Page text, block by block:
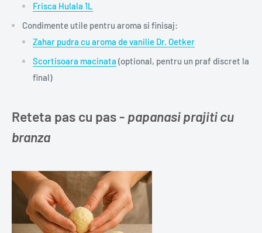
Frisca Hulala 1L
Condimente utile pentru aroma si finisaj:
Zahar pudra cu aroma de vanilie Dr. Oetker
Scortisoara macinata (optional, pentru un praf discret la
final)
Reteta pas cu pas - papanasi prajiti cu
branza